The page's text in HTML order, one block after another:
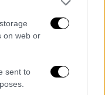
on web or
sent to
τα
Euro